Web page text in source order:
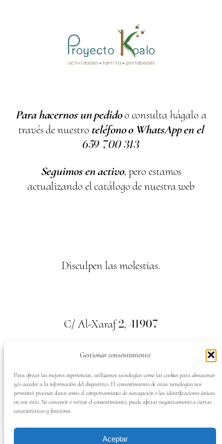
Gestionar consentimiento
Para ofrecer las mejores experiencias, utilizamos tecnologías como las cookies para almacenar
y/o acceder a la información del dispositivo. El consentimiento de estas tecnologías nos
permitirá procesar datos como el comportamiento de navegación o las identificaciones únicas
en este sitio. No consentir o retirar el consentimiento, puede afectar negativamente a ciertas
características y funciones.
Aceptar
Para hacernos un pedidoo consulta hágalo a
través de nuestro teléfono o WhatsApp en el
659 700313
Seguimos en activo, pero estamos
actualizando el catálogo de nuestra web
Disculpen las molestias.
C/ Al-Xaraf2, 41907
Valencina de la Concepción. Sevilla
Tel:659700313
SÍGUENOS EN: